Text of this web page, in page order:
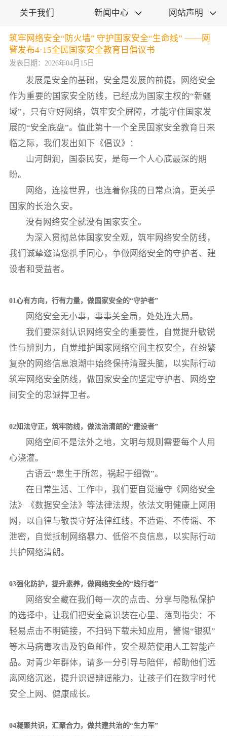
关于我们 新闻中心  网站声明 
筑牢网络安全“防火墙” 守护国家安全“生命线” ——网
警发布4·15全民国家安全教育日倡议书
发表日期：2026年04月15日
发展是安全的基础，安全是发展的前提。网络安全
作为重要的国家安全防线，已经成为国家主权的“新疆
域”，只有守好网络，筑牢安全屏障，才能守住国家发
展的“安全底盘”。值此第十一个全民国家安全教育日来
临之际，我们发出如下《倡议》：
山河朗润，国泰民安，是每一个人心底最深的期
盼。
网络，连接世界，也连着你我的日常点滴，更关乎
国家的长治久安。
没有网络安全就没有国家安全。
为深入贯彻总体国家安全观，筑牢网络安全防线，
我们诚挚邀请您携手同心，争做网络安全的守护者、建
设者和受益者。
01心有方向，行有力量，做国家安全的“守护者”
网络安全无小事，事事关全局，处处连大局。
我们要深刻认识网络安全的重要性，自觉提升敏锐
性与辨别力，自觉维护国家网络空间主权安全，在纷繁
复杂的网络信息浪潮中始终保持清醒头脑，以实际行动
筑牢网络安全防线，做国家安全的坚定守护者、网络空
间安全的忠诚捍卫者。
02知法守正，筑牢防线，做法治清朗的“建设者”
网络空间不是法外之地，文明与规则需要每个人用
心浇灌。
古语云“患生于所忽，祸起于细微”。
在日常生活、工作中，我们要自觉遵守《网络安全
法》《数据安全法》等法律法规，依法文明健康上网用
网，以自律与敬畏守好法律红线，不造谣、不传谣、不
泄密，自觉抵制网络暴力、低俗不良信息，以实际行动
共护网络清朗。
03强化防护，提升素养，做网络安全的“践行者”
网络安全藏在我们每一次的点击、分享与隐私保护
的选择中，让我们把安全意识装在心里、落到指尖：不
轻易点击不明链接，不扫码下载未知应用，警惕“银狐”
等木马病毒攻击及钓鱼邮件，安全规范使用人工智能产
品。对青少年群体，请多一分引导与陪伴，帮助他们远
离网络沉迷，提升识谣辨谣能力，让孩子们在数字时代
安全上网、健康成长。
04凝聚共识，汇聚合力，做共建共治的“生力军”